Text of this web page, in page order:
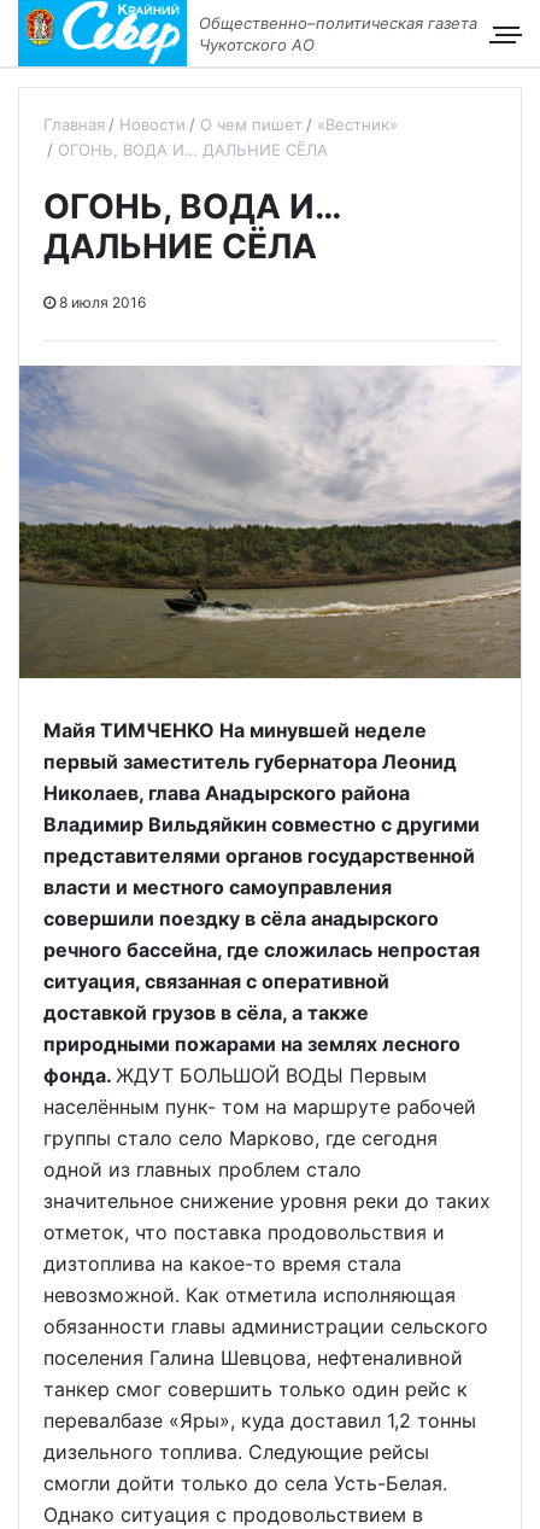
Общественно–политическая газета
Чукотского АО
Главная Новости О чем пишет
«Вестник»
ОГОНЬ, ВОДА И… ДАЛЬНИЕ СЁЛА
ОГОНЬ, ВОДА И…
ДАЛЬНИЕ СЁЛА
8 июля 2016
Майя ТИМЧЕНКО На минувшей неделе
первый заместитель губернатора Леонид
Николаев, глава Анадырского района
Владимир Вильдяйкин совместно с другими
представителями органов государственной
власти и местного самоуправления
совершили поездку в сёла анадырского
речного бассейна, где сложилась непростая
ситуация, связанная с оперативной
доставкой грузов в сёла, а также
природными пожарами на землях лесного
фонда. ЖДУТ БОЛЬШОЙ ВОДЫ Первым
населённым пунк- том на маршруте рабочей
группы стало село Марково, где сегодня
одной из главных проблем стало
значительное снижение уровня реки до таких
отметок, что поставка продовольствия и
дизтоплива на какое-то время стала
невозможной. Как отметила исполняющая
обязанности главы администрации сельского
поселения Галина Шевцова, нефтеналивной
танкер смог совершить только один рейс к
перевалбазе «Яры», куда доставил 1,2 тонны
дизельного топлива. Следующие рейсы
смогли дойти только до села Усть-Белая.
Однако ситуация с продовольствием в